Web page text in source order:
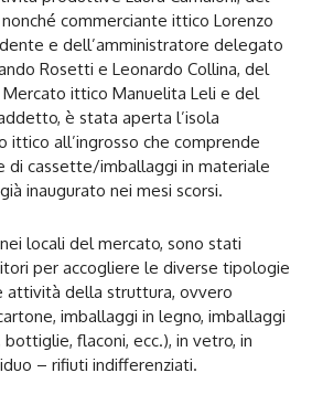
commerciante ittico Lorenzo
e dell’amministratore delegato
Rosetti e Leonardo Collina, del
ittico Manuelita Leli e del
è stata aperta l’isola
ittico all’ingrosso che comprende
di cassette/imballaggi in materiale
inaugurato nei mesi scorsi.
locali del mercato, sono stati
per accogliere le diverse tipologie
della struttura, ovvero
imballaggi in legno, imballaggi
flaconi, ecc.), in vetro, in
– rifiuti indifferenziati.